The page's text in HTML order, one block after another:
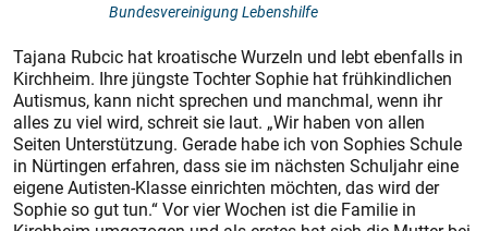
Bundesvereinigung Lebenshilfe
Tajana Rubcic hat kroatische Wurzeln und lebt ebenfalls in
Kirchheim. Ihre jüngste Tochter Sophie hat frühkindlichen
Autismus, kann nicht sprechen und manchmal, wenn ihr
alles zu viel wird, schreit sie laut. „Wir haben von allen
Seiten Unterstützung. Gerade habe ich von Sophies Schule
in Nürtingen erfahren, dass sie im nächsten Schuljahr eine
eigene Autisten-Klasse einrichten möchten, das wird der
Sophie so gut tun.“ Vor vier Wochen ist die Familie in